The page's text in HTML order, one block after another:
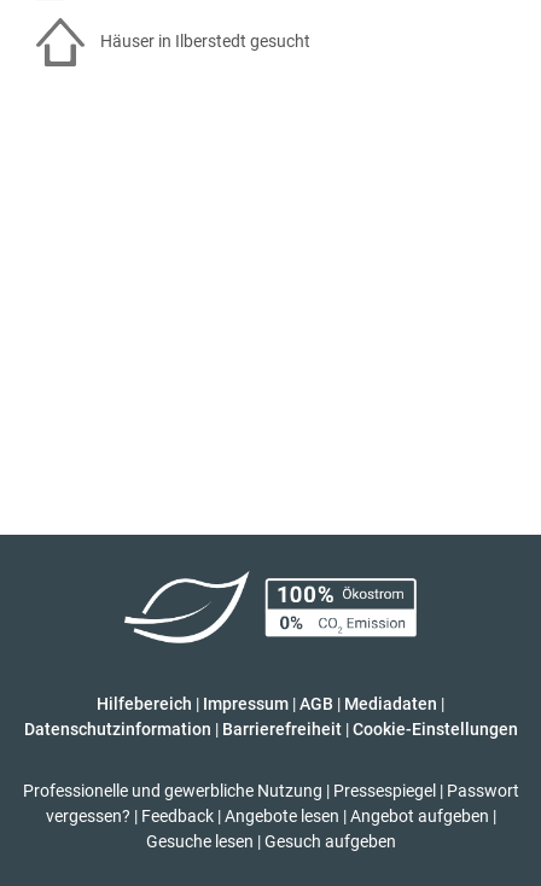
Häuser in Ilberstedt gesucht
Hilfebereich | Impressum |AGB | Mediadaten |
Datenschutzinformation | Barrierefreiheit | Cookie-Einstellungen
Professionelle und gewerbliche Nutzung | Pressespiegel | Passwort
vergessen? | Feedback | Angebote lesen | Angebot aufgeben |
Gesuche lesen | Gesuch aufgeben